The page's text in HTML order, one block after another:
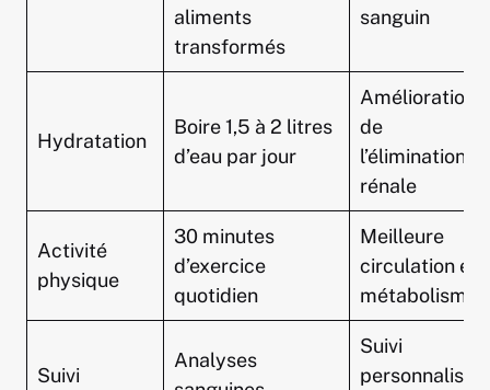
aliments
transformés
sanguin
Hydratation
Boire 1,5 à 2 litres
d’eau par jour
Amélioration
de
l’élimination
rénale
Activité
physique
30 minutes
d’exercice
quotidien
Meilleure
circulation et
métabolisme
Suivi
Analyses
Suivi
personnalisé